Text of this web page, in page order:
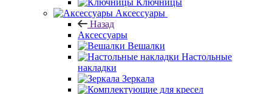
Ключницы
Аксессуары
Назад
Аксессуары
Вешалки
Настольные
накладки
Зеркала